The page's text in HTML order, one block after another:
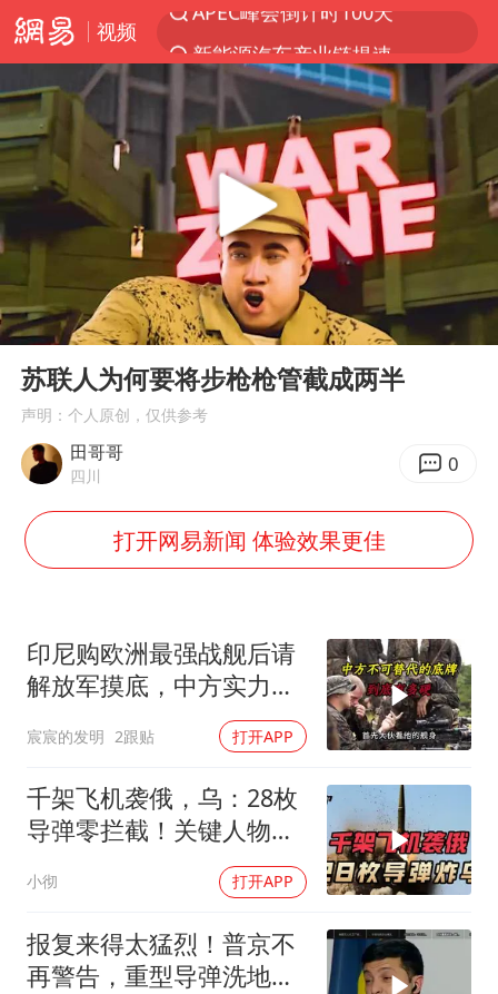
视频
新能源汽车产业链提速
众星发文悼念秦焰
苏州河水抢排翻泄至黄浦江
“还不如不放假”
大连一起飞航班因乘客可乐爆瓶折返
费大厨不自称“大王”了
SK海力士回应“或出售重庆工厂”传闻
医疗垃圾做手机壳 这也是谋财害命
路虎卫士限时降17万 BBA已集体降价
下党之路
Play
00:00
苏联人为何要将步枪枪管截成两半
声明：个人原创，仅供参考
田哥哥
四川 0
打开网易新闻 体验效果更佳
印尼购欧洲最强战舰后请
解放军摸底，中方实力几
宸宸的发明 2跟贴 打开APP
千架飞机袭俄，乌：28枚
导弹零拦截！关键人物被
小彻 打开APP
报复来得太猛烈！普京不
再警告，重型导弹洗地，